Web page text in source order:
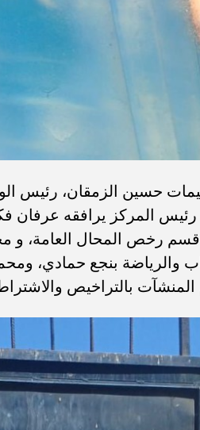
حسين الزمقان، رئيس
رئيس المركز يرافقه
رخص المحال العامة،
والرياضة بنجع حمادي،
المنشآت بالتراخيص